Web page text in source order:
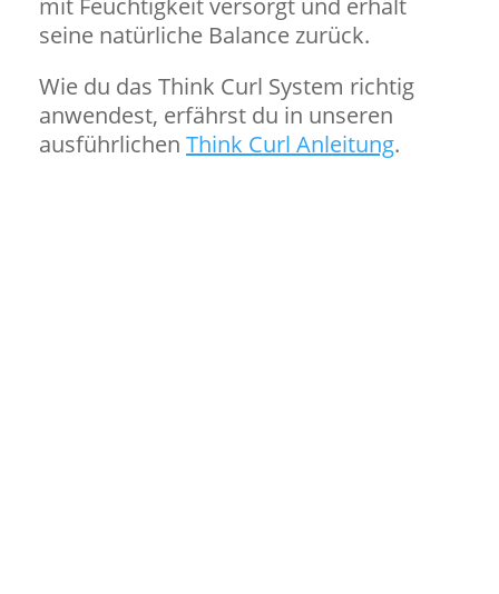
mit Feuchtigkeit versorgt und erhält
seine natürliche Balance zurück.
Wie du das Think Curl System richtig
anwendest, erfährst du in unseren
ausführlichen Think Curl Anleitung.